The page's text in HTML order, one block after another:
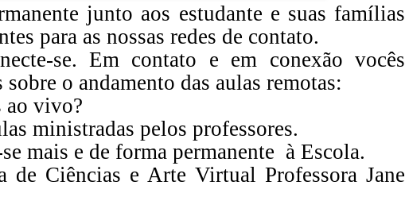
junto aos estudante e suas famílias
para as nossas redes de contato.
se. Em contato e em conexão vocês
o andamento das aulas remotas:
ao vivo?
ministradas pelos professores.
mais e de forma permanente à Escola.
de Ciências e Arte Virtual Professora Jane